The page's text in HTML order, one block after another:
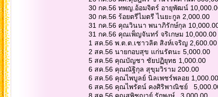
30 กค.56 ทพญ.อ้อมจิตร์ อายุพัฒน์
30 กค.56 ร้อยตรีไมตรี ไนยะกูล 2,000.00
31 กค.56 คุณวินนา พนาภิรักษ์กุล
31 กค.56 คุณเพ็ญจันทร์ จริเกษม 10,000.00
1 สค.56 พ.ต.ต.เชาวลิต สิงห์เจริญ
2 สค.56 นายกอบสุข แก่นรัตนะ 5,000.00
5 สค.56 คุณบัญชา ชัยปฏิยุทธ 1,000.00
6 สค.56 คุณณัฐิกุล สุขุมวิราม 200.00
6 สค.56 คุณไพบูลย์ นิลเพชร์พลอย
6 สค.56 คุณไพรัตน์ คงศิริพาณิชย์
8 สค.56 คุณสุพิชญาย์ รักพงษ์ 3,000.00